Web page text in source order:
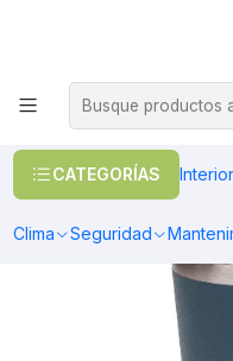
CATEGORÍAS
Clima Seguridad
OFERTAS EN
Vaso